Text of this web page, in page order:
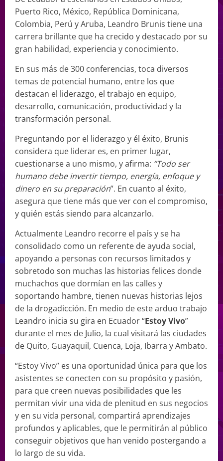
Puerto Rico, México, República Dominicana,
Colombia, Perú y Aruba, Leandro Brunis tiene una
carrera brillante que ha crecido y destacado por su
gran habilidad, experiencia y conocimiento.
En sus más de 300 conferencias, toca diversos
temas de potencial humano, entre los que
destacan el liderazgo, el trabajo en equipo,
desarrollo, comunicación, productividad y la
transformación personal.
Preguntando por el liderazgo y él éxito, Brunis
considera que liderar es, en primer lugar,
cuestionarse a uno mismo, y afirma: “Todo ser
humano debe invertir tiempo, energía, enfoque y
dinero en su preparación”. En cuanto al éxito,
asegura que tiene más que ver con el compromiso,
y quién estás siendo para alcanzarlo.
Actualmente Leandro recorre el país y se ha
consolidado como un referente de ayuda social,
apoyando a personas con recursos limitados y
sobretodo son muchas las historias felices donde
muchachos que dormían en las calles y
soportando hambre, tienen nuevas historias lejos
de la drogadicción. En medio de este arduo trabajo
Leandro inicia su gira en Ecuador “Estoy Vivo”
durante el mes de Julio, la cual visitará las ciudades
de Quito, Guayaquil, Cuenca, Loja, Ibarra y Ambato.
“Estoy Vivo” es una oportunidad única para que los
asistentes se conecten con su propósito y pasión,
para que creen nuevas posibilidades que les
permitan vivir una vida de plenitud en sus negocios
y en su vida personal, compartirá aprendizajes
profundos y aplicables, que le permitirán al público
conseguir objetivos que han venido postergando a
lo largo de su vida.